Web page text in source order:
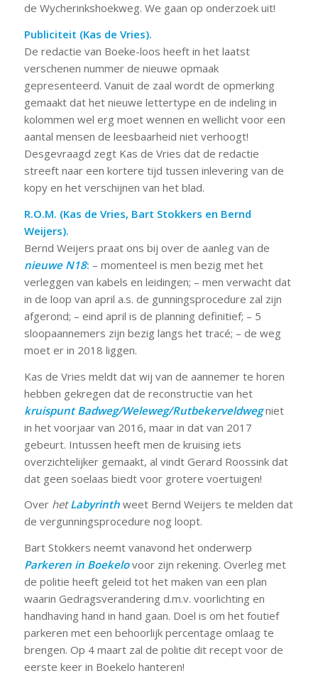
de Wycherinkshoekweg. We gaan op onderzoek uit!
Publiciteit (Kas de Vries).
De redactie van Boeke-loos heeft in het laatst
verschenen nummer de nieuwe opmaak
gepresenteerd. Vanuit de zaal wordt de opmerking
gemaakt dat het nieuwe lettertype en de indeling in
kolommen wel erg moet wennen en wellicht voor een
aantal mensen de leesbaarheid niet verhoogt!
Desgevraagd zegt Kas de Vries dat de redactie
streeft naar een kortere tijd tussen inlevering van de
kopy en het verschijnen van het blad.
R.O.M. (Kas de Vries, Bart Stokkers en Bernd
Weijers).
Bernd Weijers praat ons bij over de aanleg van de
nieuwe N18: – momenteel is men bezig met het
verleggen van kabels en leidingen; – men verwacht dat
in de loop van april a.s. de gunningsprocedure zal zijn
afgerond; – eind april is de planning definitief; – 5
sloopaannemers zijn bezig langs het tracé; – de weg
moet er in 2018 liggen.
Kas de Vries meldt dat wij van de aannemer te horen
hebben gekregen dat de reconstructie van het
kruispunt Badweg/Weleweg/Rutbekerveldwegniet
in het voorjaar van 2016, maar in dat van 2017
gebeurt. Intussen heeft men de kruising iets
overzichtelijker gemaakt, al vindt Gerard Roossink dat
dat geen soelaas biedt voor grotere voertuigen!
Over hetLabyrinthweet Bernd Weijers te melden dat
de vergunningsprocedure nog loopt.
Bart Stokkers neemt vanavond het onderwerp
Parkeren in Boekelovoor zijn rekening. Overleg met
de politie heeft geleid tot het maken van een plan
waarin Gedragsverandering d.m.v. voorlichting en
handhaving hand in hand gaan. Doel is om het foutief
parkeren met een behoorlijk percentage omlaag te
brengen. Op 4 maart zal de politie dit recept voor de
eerste keer in Boekelo hanteren!